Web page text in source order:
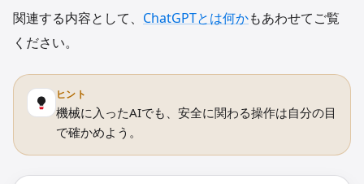
関連する内容として、 ChatGPTとは何かもあわせてご覧
ください。
ヒント
機械に入ったAIでも、安全に関わる操作は自分の目
で確かめよう。